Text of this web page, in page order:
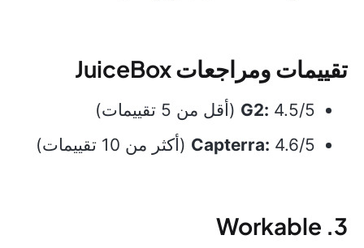
تقييمات ومراجعات JuiceBox
G2: 4.5/5 (أقل من 5 تقييمات)
Capterra: 4.6/5 (أكثر من 10 تقييمات)
3. Workable